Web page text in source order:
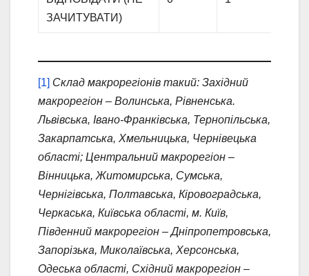
ЗАЧИТУВАТИ)
[1] Склад макрорегіонів такий: Західний
макрорегіон – Волинська, Рівненська.
Львівська, Івано-Франківська, Тернопільська,
Закарпатська, Хмельницька, Чернівецька
області; Центральний макрорегіон –
Вінницька, Житомирська, Сумська,
Чернігівська, Полтавська, Кіровоградська,
Черкаська, Київська області, м. Київ,
Південний макрорегіон – Дніпропетровська,
Запорізька, Миколаївська, Херсонська,
Одеська області, Східний макрорегіон –